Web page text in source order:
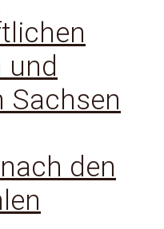
und
Sachsen
den